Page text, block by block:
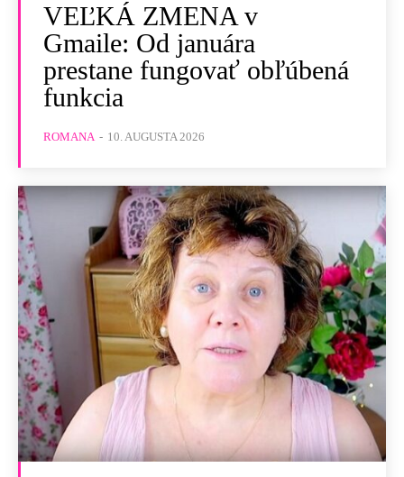
VEĽKÁ ZMENA v
Gmaile: Od januára
prestane fungovať obľúbená
funkcia
ROMANA - 10. AUGUSTA 2026